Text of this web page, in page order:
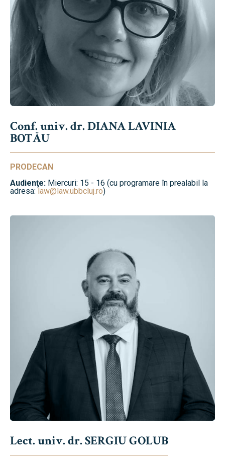
Conf. univ. dr. DIANA LAVINIA
BOTĂU
PRODECAN
Audienţe: Miercuri: 15 - 16 (cu programare în prealabil la
adresa: law@law.ubbcluj.ro)
Lect. univ. dr. SERGIU GOLUB